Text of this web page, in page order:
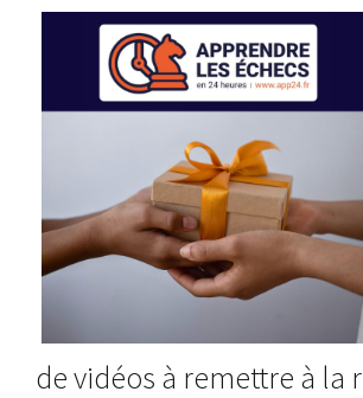
de vidéos à remettre à la